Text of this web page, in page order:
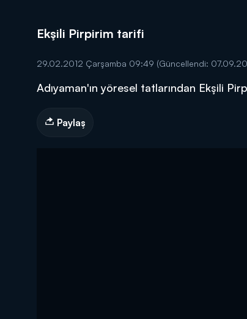
DİĞER
Ekşili Pirpirim tarifi
29.02.2012 Çarşamba 09:49 (Güncellendi:
Adıyaman'ın yöresel tatlarından Ekşili
Paylaş